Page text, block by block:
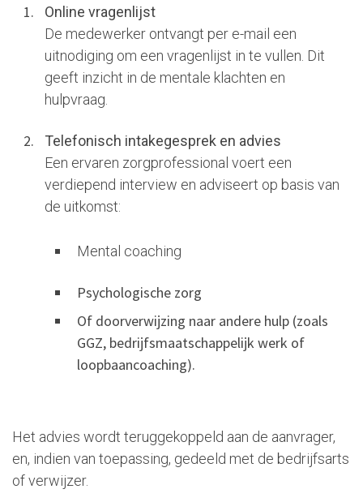
Online vragenlijst
De medewerker ontvangt per e-mail een
uitnodiging om een vragenlijst in te vullen. Dit
geeft inzicht in de mentale klachten en
hulpvraag.
Telefonisch intakegesprek en advies
Een ervaren zorgprofessional voert een
verdiepend interview en adviseert op basis van
de uitkomst:
Mental coaching
Psychologische zorg
Of doorverwijzing naar andere hulp (zoals
GGZ, bedrijfsmaatschappelijk werk of
loopbaancoaching).
Het advies wordt teruggekoppeld aan de aanvrager,
en, indien van toepassing, gedeeld met de bedrijfsarts
of verwijzer.